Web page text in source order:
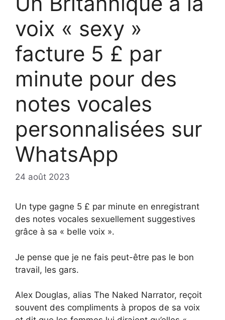
voix « sexy »
facture 5 £ par
minute pour des
notes vocales
personnalisées sur
WhatsApp
24 août 2023
Un type gagne 5 £ par minute en enregistrant
des notes vocales sexuellement suggestives
grâce à sa « belle voix ».
Je pense que je ne fais peut-être pas le bon
travail, les gars.
Alex Douglas, alias The Naked Narrator, reçoit
souvent des compliments à propos de sa voix